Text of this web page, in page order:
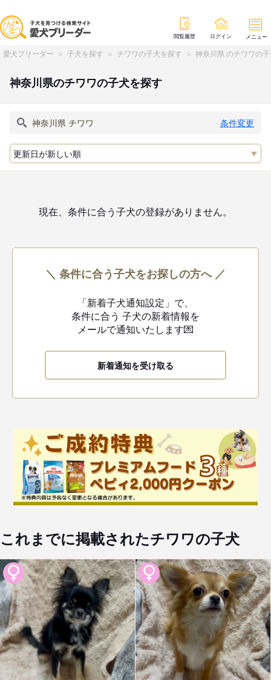
閲覧履歴 ログイン メニュー
愛犬ブリーダー 子犬を探す チワワの子犬を探す 神奈川県 のチワワの
神奈川県のチワワの子犬を探す
条件変更
現在、条件に合う子犬の登録がありません。
＼ 条件に合う子犬をお探しの方へ ／
「新着子犬通知設定」で、
条件に合う 子犬の新着情報を
メールで通知いたします💌
新着通知を受け取る
これまでに掲載されたチワワの子犬